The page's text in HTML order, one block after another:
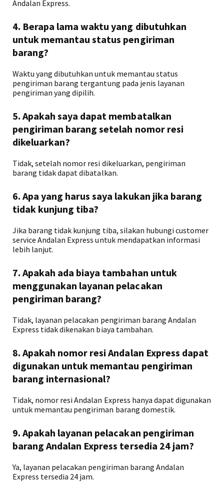
Andalan Express.
4. Berapa lama waktu yang dibutuhkan
untuk memantau status pengiriman
barang?
Waktu yang dibutuhkan untuk memantau status
pengiriman barang tergantung pada jenis layanan
pengiriman yang dipilih.
5. Apakah saya dapat membatalkan
pengiriman barang setelah nomor resi
dikeluarkan?
Tidak, setelah nomor resi dikeluarkan, pengiriman
barang tidak dapat dibatalkan.
6. Apa yang harus saya lakukan jika barang
tidak kunjung tiba?
Jika barang tidak kunjung tiba, silakan hubungi customer
service Andalan Express untuk mendapatkan informasi
lebih lanjut.
7. Apakah ada biaya tambahan untuk
menggunakan layanan pelacakan
pengiriman barang?
Tidak, layanan pelacakan pengiriman barang Andalan
Express tidak dikenakan biaya tambahan.
8. Apakah nomor resi Andalan Express dapat
digunakan untuk memantau pengiriman
barang internasional?
Tidak, nomor resi Andalan Express hanya dapat digunakan
untuk memantau pengiriman barang domestik.
9. Apakah layanan pelacakan pengiriman
barang Andalan Express tersedia 24 jam?
Ya, layanan pelacakan pengiriman barang Andalan
Express tersedia 24 jam.